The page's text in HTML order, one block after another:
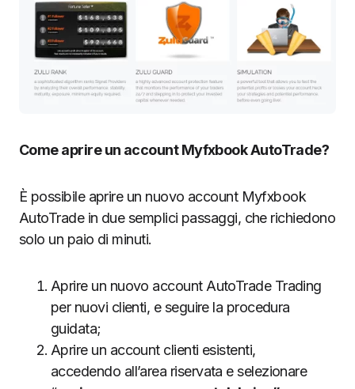
Come aprire un account Myfxbook AutoTrade?
È possibile aprire un nuovo account Myfxbook
AutoTrade in due semplici passaggi, che richiedono
solo un paio di minuti.
Aprire un nuovo account AutoTrade Trading
per nuovi clienti, e seguire la procedura
guidata;
Aprire un account clienti esistenti,
accedendo all’area riservata e selezionare